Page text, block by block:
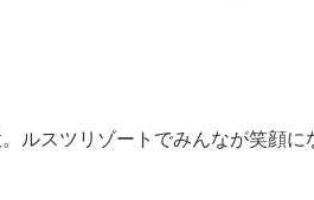
ルスツリゾートでみんなが笑顔に